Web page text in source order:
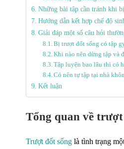
Những bài tập cần tránh khi
Hướng dẫn kết hợp chế độ
Giải đáp một số câu hỏi
Bị trượt đốt sống có tập
Khi nào nên dừng tập và
Tập luyện bao lâu thì có
Có nên tự tập tại nhà
Kết luận
Tổng quan về
Trượt đốt sống là tình trạng